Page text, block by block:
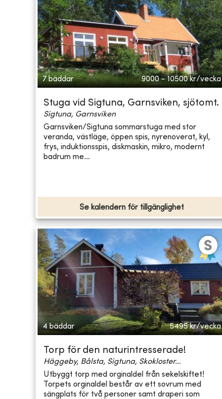
7 bäddar 9000 - 10500 kr/vecka
Stuga vid Sigtuna, Garnsviken, sjötomt.
Sigtuna, Garnsviken
Garnsviken/Sigtuna sommarstuga med stor
veranda, västläge, öppen spis, nyrenoverat, kyl,
frys, induktionsspis, diskmaskin, mikro, modernt
badrum me...
Se kalendern för tillgänglighet
4 bäddar 5495 kr/vecka
Torp för den naturintresserade!
Häggeby, Bålsta, Sigtuna, Skokloster...
Utbyggt torp med orginaldel från sekelskiftet!
Torpets orginaldel består av ett sovrum med
sängplats för två personer samt draperi som